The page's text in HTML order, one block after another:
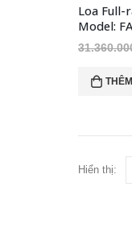
Loa Full-
Model:
Hiển thị: